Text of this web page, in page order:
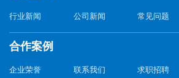
行业新闻 公司新闻 常见问题
合作案例
企业荣誉 联系我们 求职招聘